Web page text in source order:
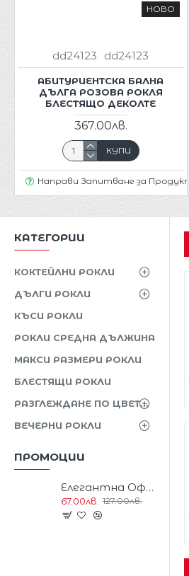
НОВО
dd24123 dd24123
АБИТУРИЕНТСКА БАЛНА
ДЪЛГА РОЗОВА РОКЛЯ
БЛЕСТЯЩО ДЕКОЛТЕ
367.00лв.
КУПИ
Направи Запитване за Продукт
КАТЕГОРИИ
КОКТЕЙЛНИ РОКЛИ
ДЪЛГИ РОКЛИ
КЪСИ РОКЛИ
РОКЛИ СРЕДНА ДЪЛЖИНА
МАКСИ РАЗМЕРИ РОКЛИ
БЛЕСТЯЩИ РОКЛИ
РАЗГЛЕЖДАНЕ ПО ЦВЕТОВЕ
ВЕЧЕРНИ РОКЛИ
ПРОМОЦИИ
Елегантна Официална Тъмносиня Рокля Кристали
67.00лв. 127.00лв.